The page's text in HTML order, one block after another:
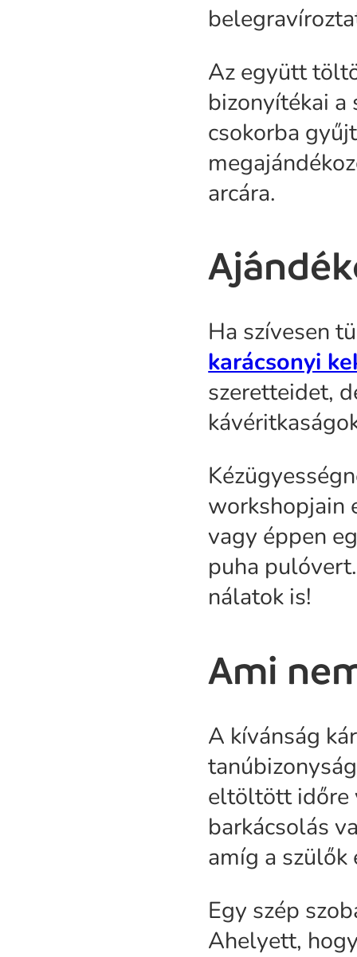
Az együtt
bizonyítékai a
csokorba
arcára.
Ha szívesen
karácsonyi
szeretteidet,
workshopjain
vagy éppen
puha
nálatok is!
Ami
A kívánság
eltöltött időre
barkácsolás
amíg a
Egy szép
Ahelyett,